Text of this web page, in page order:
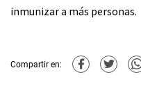
inmunizar a más personas.
Compartir en: